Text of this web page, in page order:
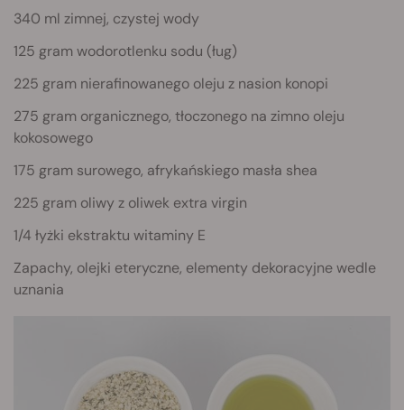
340 ml zimnej, czystej wody
125 gram wodorotlenku sodu (ług)
225 gram nierafinowanego oleju z nasion konopi
275 gram organicznego, tłoczonego na zimno oleju
kokosowego
175 gram surowego, afrykańskiego masła shea
225 gram oliwy z oliwek extra virgin
1/4 łyżki ekstraktu witaminy E
Zapachy, olejki eteryczne, elementy dekoracyjne wedle
uznania